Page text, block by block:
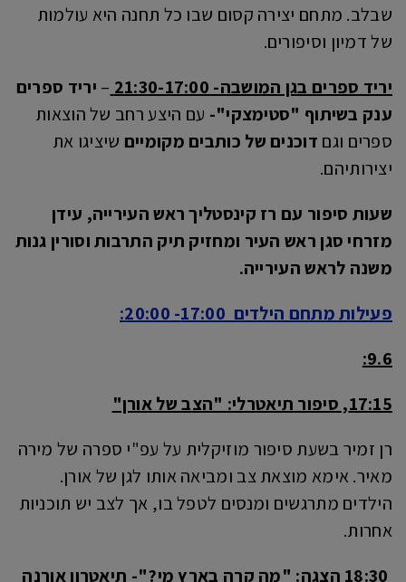
שבלב. מתחם יצירה קסום שבו כל תחנה היא עולמות
של דמיון וסיפורים.
יריד ספרים בגן המושבה- 21:30-17:00
– יריד ספרים
ענק בשיתוף "סטימצקי"- עם היצע רחב של הוצאות
ספרים וגם דוכנים של כותבים מקומיים שיציגו את
יצירותיהם.
שעות סיפור עם רז קינסטליך ראש העירייה, עידן
מזרחי סגן ראש העיר ומחזיק תיק התרבות וסורין גנות
משנה לראש העירייה.
פעילות מתחם הילדים 17:00- 20:00:
9.6:
17:15, סיפור תיאטרלי: "הצב של אורן"
רן זמיר בשעת סיפור מוזיקלית על עפ"י ספרה של מירה
מאיר. אימא מוצאת צב ומביאה אותו לגן של אורן.
הילדים מתרגשים ומנסים לטפל בו, אך לצב יש תוכניות
אחרות.
18:30 הצגה: "מה קרה בארץ מי?"- תיאטרון אורנה